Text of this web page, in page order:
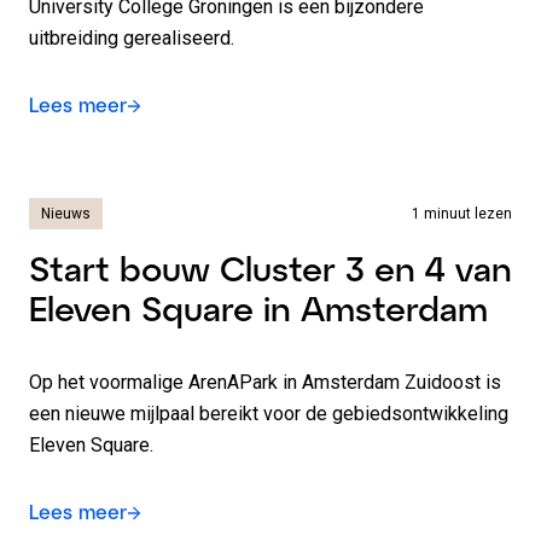
University College Groningen is een bijzondere
uitbreiding gerealiseerd.
Lees meer
Nieuws 1 minuut lezen
Start bouw Cluster 3 en 4 van
Eleven Square in Amsterdam
Op het voormalige ArenAPark in Amsterdam Zuidoost is
een nieuwe mijlpaal bereikt voor de gebiedsontwikkeling
Eleven Square.
Lees meer